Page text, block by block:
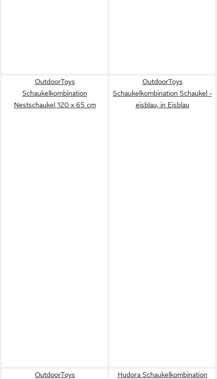
OutdoorToys
Schaukelkombination
Nestschaukel 120 x 65 cm
OutdoorToys
Schaukelkombination Schaukel -
eisblau, in Eisblau
OutdoorToys
Hudora Schaukelkombination